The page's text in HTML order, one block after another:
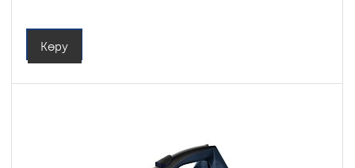
Қуаты, Вт: 2400
Көру